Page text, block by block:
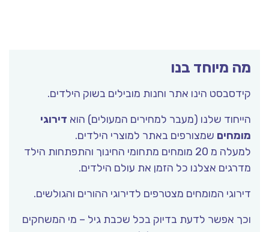
מיוחד בנו
הינו אתר וחנות מובילים בשוק הילדים.
שלנו (מעבר למחירים המעולים) הואדירוגי
שמצורפים באתר למוצרי הילדים.
למעלה מ 20 מומחים מתחומי החינוך והתפתחות הילד
אצלנו כל הזמן את עולם הילדים.
המומחים מצטרפים לדירוגי ההורים והגולשים.
אפשר לדעת בדיוק בכל שכבת גיל – מי המשחקים